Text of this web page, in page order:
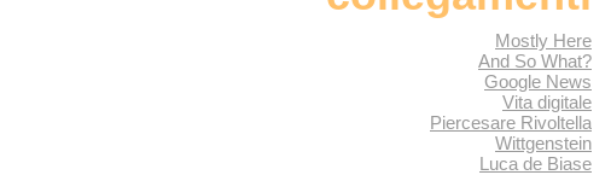
Mostly Here
And So What?
Google News
Vita digitale
Piercesare Rivoltella
Wittgenstein
Luca de Biase